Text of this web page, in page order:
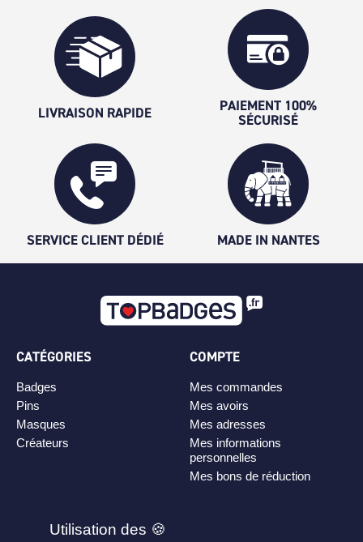
LIVRAISON RAPIDE
PAIEMENT 100%
SÉCURISÉ
SERVICE CLIENT DÉDIÉ MADE IN NANTES
CATÉGORIES
Badges
Pins
Masques
Créateurs
COMPTE
Mes commandes
Mes avoirs
Mes adresses
Mes informations
personnelles
Mes bons de réduction
PLAN DE SITE